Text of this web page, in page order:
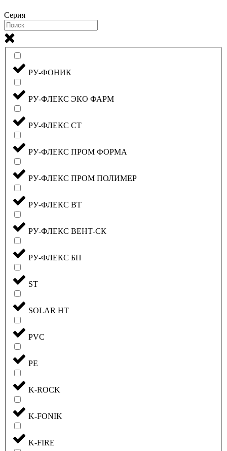
Серия
РУ-ФОНИК
РУ-ФЛЕКС ЭКО ФАРМ
РУ-ФЛЕКС СТ
РУ-ФЛЕКС ПРОМ ФОРМА
РУ-ФЛЕКС ПРОМ ПОЛИМЕР
РУ-ФЛЕКС ВТ
РУ-ФЛЕКС ВЕНТ-СК
РУ-ФЛЕКС БП
ST
SOLAR HT
PVC
PE
K-ROCK
K-FONIK
K-FIRE